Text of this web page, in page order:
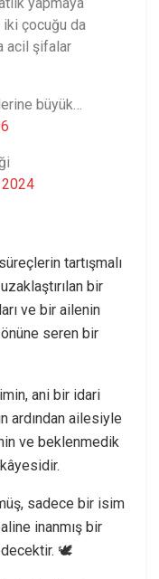
iki çocuğu da
acil şifalar
büyük…
tartışmalı
bir
ve bir ailenin
önüne seren bir
ani bir idari
ardından ailesiyle
ve beklenmedik
sadece bir isim
inanmış bir
🕊️